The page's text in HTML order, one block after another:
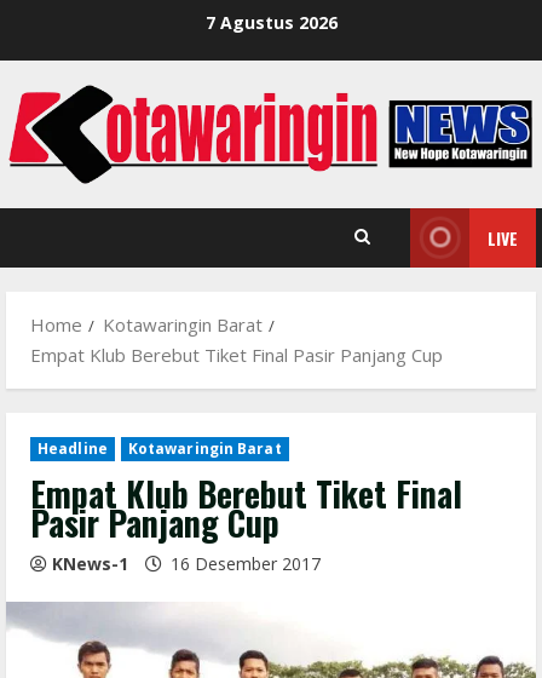
7 Agustus 2026
LIVE
Home
Kotawaringin Barat
Empat Klub Berebut Tiket Final Pasir Panjang Cup
Headline Kotawaringin Barat
Empat Klub Berebut Tiket Final
Pasir Panjang Cup
KNews-1 16 Desember 2017